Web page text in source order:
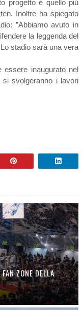
progetto è quello più
Inoltre ha spiegato
”Abbiamo avuto in
la leggenda del
stadio sarà una vera
essere inaugurato nel
si svolgeranno i lavori
ZONE DELLA